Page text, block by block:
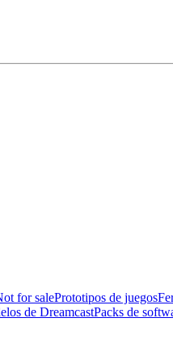
for salePrototipos de juegos
de DreamcastPacks de